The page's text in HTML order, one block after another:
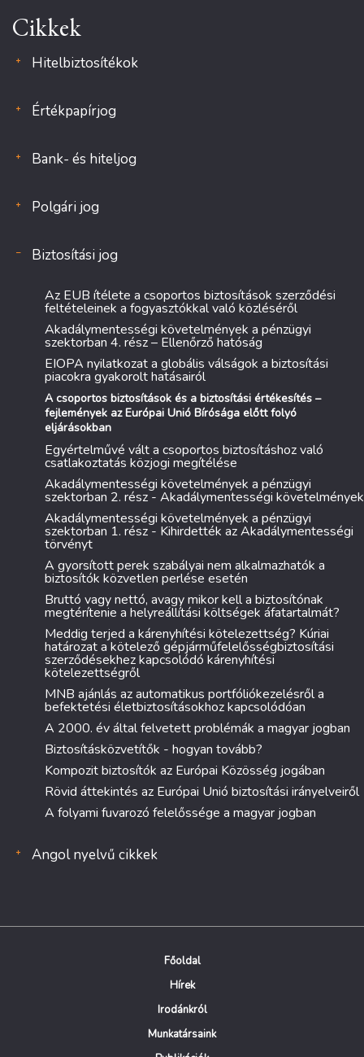
Cikkek
Hitelbiztosítékok
Értékpapírjog
Bank- és hiteljog
Polgári jog
Biztosítási jog
Az EUB ítélete a csoportos biztosítások szerződési
feltételeinek a fogyasztókkal való közléséről
Akadálymentességi követelmények a pénzügyi
szektorban 4. rész – Ellenőrző hatóság
EIOPA nyilatkozat a globális válságok a biztosítási
piacokra gyakorolt hatásairól
A csoportos biztosítások és a biztosítási értékesítés –
fejlemények az Európai Unió Bírósága előtt folyó
eljárásokban
Egyértelművé vált a csoportos biztosításhoz való
csatlakoztatás közjogi megítélése
Akadálymentességi követelmények a pénzügyi
szektorban 2. rész - Akadálymentességi követelmények
Akadálymentességi követelmények a pénzügyi
szektorban 1. rész - Kihirdették az Akadálymentességi
törvényt
A gyorsított perek szabályai nem alkalmazhatók a
biztosítók közvetlen perlése esetén
Bruttó vagy nettó, avagy mikor kell a biztosítónak
megtérítenie a helyreállítási költségek áfatartalmát?
Meddig terjed a kárenyhítési kötelezettség? Kúriai
határozat a kötelező gépjárműfelelősségbiztosítási
szerződésekhez kapcsolódó kárenyhítési
kötelezettségről
MNB ajánlás az automatikus portfóliókezelésről a
befektetési életbiztosításokhoz kapcsolódóan
A 2000. év által felvetett problémák a magyar jogban
Biztosításközvetítők - hogyan tovább?
Kompozit biztosítók az Európai Közösség jogában
Rövid áttekintés az Európai Unió biztosítási irányelveiről
A folyami fuvarozó felelőssége a magyar jogban
Angol nyelvű cikkek
Főoldal
Hírek
Irodánkról
Munkatársaink